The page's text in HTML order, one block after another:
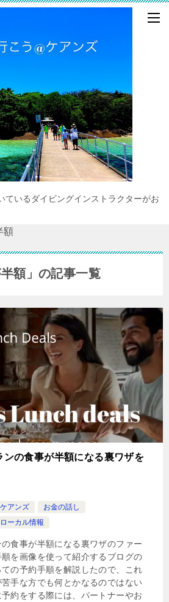
ているダイビングインストラクターがお
額
半額」の記事一覧
ンの食事が半額になる裏ワザを
アンズ
お金の話し
ーカル情報
食事が半額になる裏ワザのファー
を画像を使って紹介するブログの
の予約手順を解説したので、これ
手な方でも何とかなるのではない
約をする際には、パートナーやお